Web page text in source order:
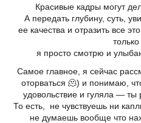
Красивые кадры могут
А передать глубину, суть,
ее качества и отразить все
я просто смотрю и
Самое главное, я сейчас
оторваться 🫠) и понимаю,
удовольствие и гуляла — ты
То есть, не чувствуешь ни
не думаешь вообще что